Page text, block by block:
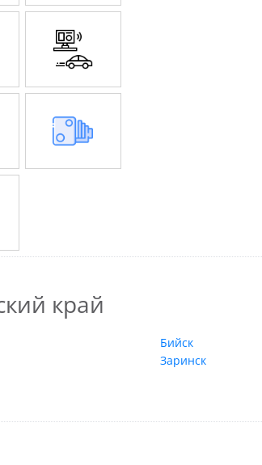
край
Бийск
Заринск